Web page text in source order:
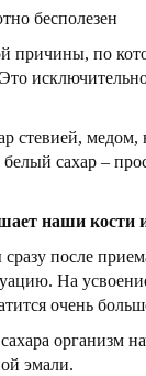
бесполезен
причины, по
стевией,
сахар –
наши кости
после
На
очень
организм
эмали.